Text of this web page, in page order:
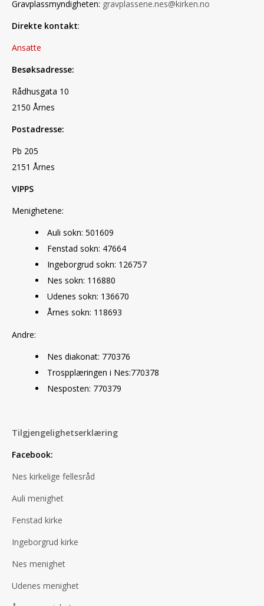
Gravplassmyndigheten: gravplassene.nes@kirken.no
Direkte kontakt:
Ansatte
Besøksadresse:
Rådhusgata 10
2150 Årnes
Postadresse:
Pb 205
2151 Årnes
VIPPS
Menighetene:
Auli sokn: 501609
Fenstad sokn: 47664
Ingeborgrud sokn: 126757
Nes sokn: 116880
Udenes sokn: 136670
Årnes sokn: 118693
Andre:
Nes diakonat: 770376
Trospplæringen i Nes:770378
Nesposten: 770379
Tilgjengelighetserklæring
Facebook:
Nes kirkelige fellesråd
Auli menighet
Fenstad kirke
Ingeborgrud kirke
Nes menighet
Udenes menighet